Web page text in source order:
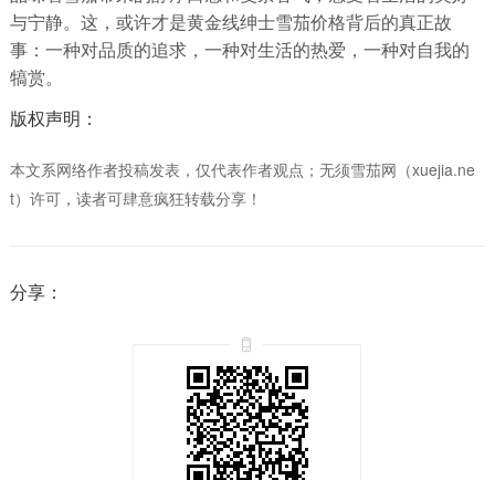
与宁静。这，或许才是黄金线绅士雪茄价格背后的真正故
事：一种对品质的追求，一种对生活的热爱，一种对自我的
犒赏。
版权声明：
本文系网络作者投稿发表，仅代表作者观点；无须雪茄网（xuejia.ne
t）许可，读者可肆意疯狂转载分享！
分享：